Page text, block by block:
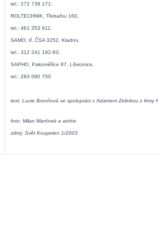
tel.: 272 738 171;
ROLTECHNIK, Třebařov 160,
tel.: 461 353 611;
SAMO, tř. ČSA 3252, Kladno,
tel.: 312 241 192-93;
SAPHO, Pakoměřice 87, Líbeznice,
tel.: 283 090 750
text: Lucie Brzoňová ve spolupráci s Adamem Zelinkou z firmy
foto: Milan Martínek a archiv
zdroj: Svět Koupelen 1/2003